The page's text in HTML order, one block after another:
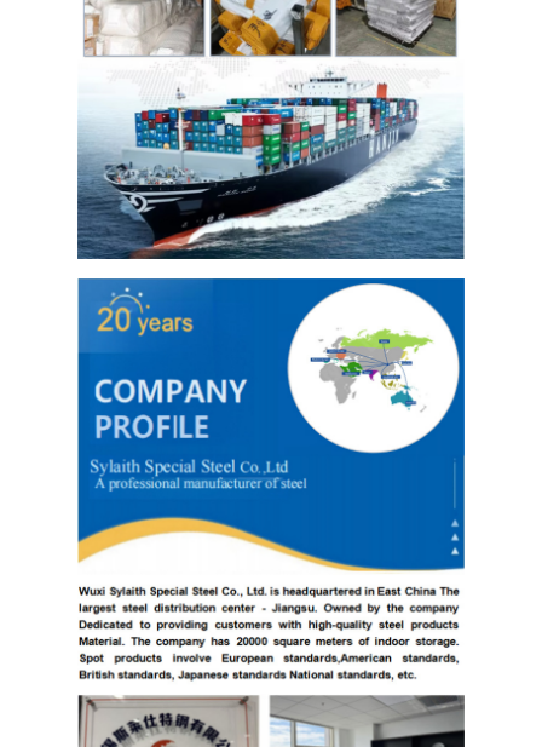
304 roestvrij staalplaat
316L roestvrij staalplaat
316L roestvrijstalen buis
2205 Plaat van roestvrij staal
Opgepoetste Roestvrij staalplaat
decoratieve ruiten van roestvrij staal
roestvrij staalbar
Aluminiummateriaal
Kopermateriaal
PPGI Gegalvaniseerde Staalrol